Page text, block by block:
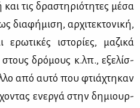
τις δρα­στη­ριό­τη­τες μέ­σα
δια­φή­μι­ση, αρ­χι­τε­κτο­νι­κή,
ερω­τι­κές ιστο­ρί­ες, μα­ζι­κά
δρό­μους κ.λπ., εξε­λίσ­
από αυ­τό που φτιά­χτη­καν
ενερ­γά στην δη­μιουρ­